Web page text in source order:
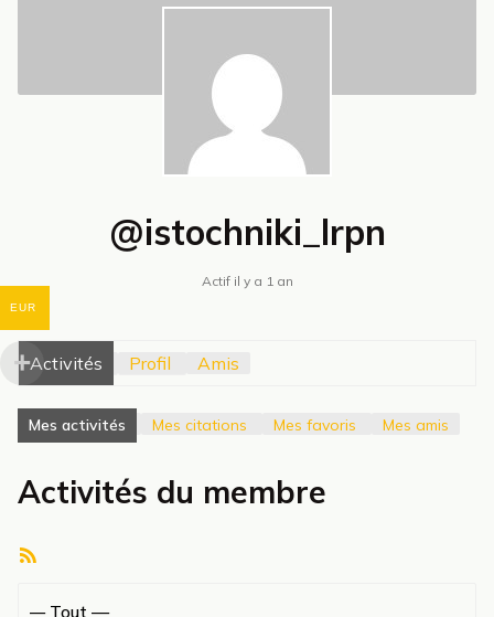
@istochniki_lrpn
Actif il y a 1 an
Activités Profil Amis
Mes activités Mes citations Mes favoris Mes amis
Activités du membre
EUR